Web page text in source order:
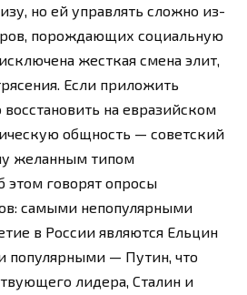
но ей управлять сложно из-
порождающих социальную
жесткая смена элит,
Если приложить
на евразийском
общность — советский
желанным типом
этом говорят опросы
самыми непопулярными
в России являются Ельцин
популярными — Путин, что
лидера, Сталин и